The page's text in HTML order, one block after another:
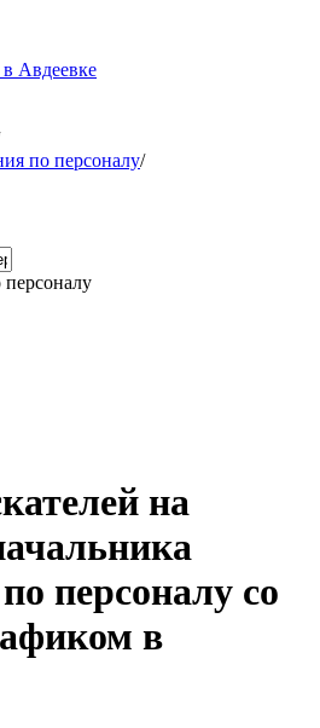
Авдеевке
по персоналу/
персоналу
на
персоналу со
в